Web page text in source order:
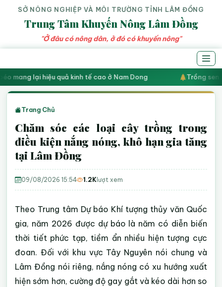
SỞ NÔNG NGHIỆP VÀ MÔI TRƯỜNG TỈNH LÂM ĐỒNG
Trung Tâm Khuyến Nông Lâm Đồng
"Ở đâu có nông dân, ở đó có khuyến nông"
mang lại hiệu quả kinh tế cao ở Nam Dong Trồng sen
Trang Chủ
Chăm sóc các loại cây trồng trong
điều kiện nắng nóng, khô hạn gia tăng
tại Lâm Đồng
09/08/2026 15:54 1.2K lượt xem
Theo Trung tâm Dự báo Khí tượng thủy văn Quốc
gia, năm 2026 được dự báo là năm có diễn biến
thời tiết phức tạp, tiềm ẩn nhiều hiện tượng cực
đoan. Đối với khu vực Tây Nguyên nói chung và
Lâm Đồng nói riêng, nắng nóng có xu hướng xuất
hiện sớm hơn, cường độ gay gắt và kéo dài hơn so